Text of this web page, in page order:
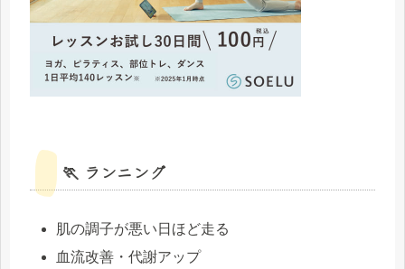
🏃 ランニング
肌の調子が悪い日ほど走る
血流改善・代謝アップ